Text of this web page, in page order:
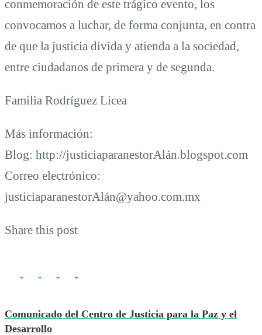
conmemoración de este trágico evento, los
convocamos a luchar, de forma conjunta, en contra
de que la justicia divida y atienda a la sociedad,
entre ciudadanos de primera y de segunda.
Familia Rodríguez Licea
Más información:
Blog: http://justiciaparanestorAlán.blogspot.com
Correo electrónico:
justiciaparanestorAlán@yahoo.com.mx
Share this post
Comunicado del Centro de Justicia para la Paz y el
Desarrollo